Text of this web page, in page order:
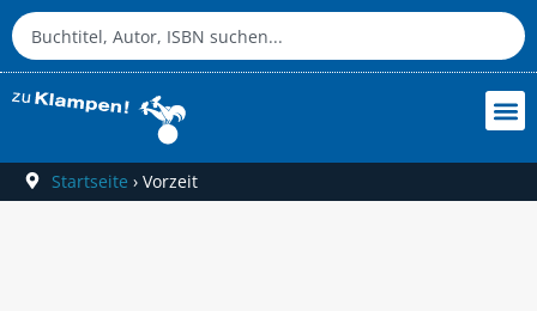
Startseite › Vorzeit